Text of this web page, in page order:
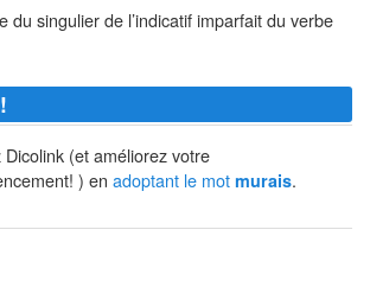
du singulier de l’indicatif imparfait du verbe
Dicolink (et améliorez votre
) en adoptant le mot murais.